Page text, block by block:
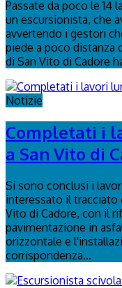
Passate da poco le 14
un escursionista, che
avvertendo i gestori
piede a poco distanza
di San Vito di Cadore
Notizie
Completati i
a San Vito di
Si sono conclusi i
interessato il tracciato
Vito di Cadore, con il
pavimentazione in
orizzontale e
corrispondenza...